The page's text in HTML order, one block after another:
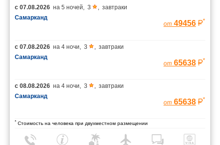
с 07.08.2026 на 5 ночей, 3 , завтраки
Самарканд
от 49456 *
с 07.08.2026 на 4 ночи, 3 , завтраки
Самарканд
от 65638 *
с 08.08.2026 на 4 ночи, 3 , завтраки
Самарканд
от 65638 *
* Стоимость на человека при двухместном размещении